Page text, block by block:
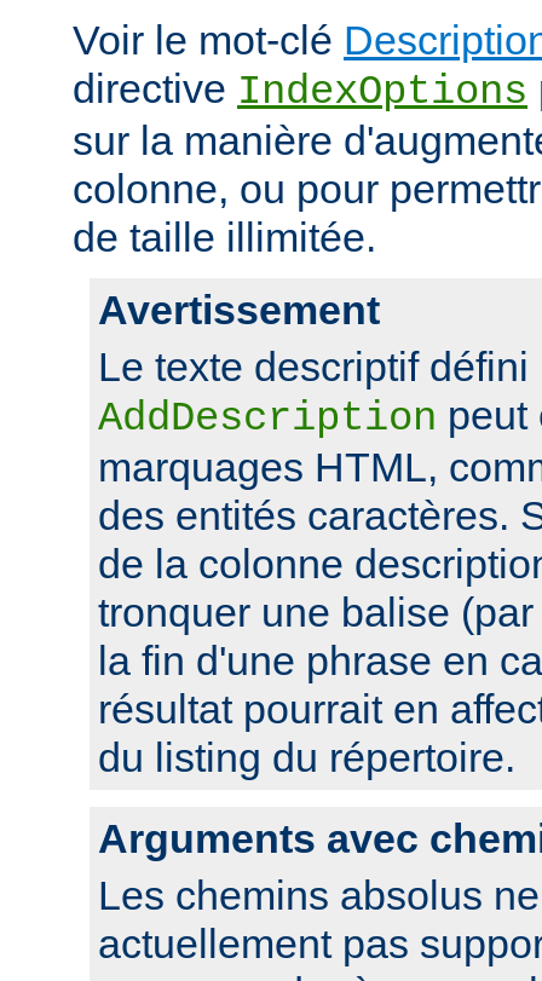
Voir le mot-clé
directive IndexOptions
sur la manière
colonne, ou pour
de taille illimitée.
Avertissement
Le texte descriptif
AddDescription peut
marquages HTML,
des entités caractères.
de la colonne
tronquer une balise
la fin d'une phrase en
résultat pourrait en
du listing du répertoire.
Arguments avec
Les chemins absolus
actuellement pas